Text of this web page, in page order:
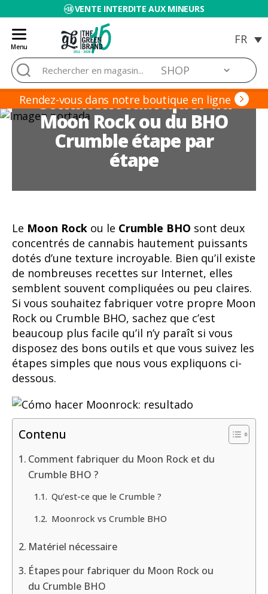
VENTE INTERDITE AUX MINEURS
Menu
Blog
de
Grow
Barato
Rechercher :
Rendez-vous dans notre boutique en ligne
Comment fabriquer du
Moon Rock ou du BHO
Crumble étape par
étape
Le Moon Rock ou le Crumble BHO sont deux
concentrés de cannabis hautement puissants
dotés d’une texture incroyable. Bien qu’il existe
de nombreuses recettes sur Internet, elles
semblent souvent compliquées ou peu claires.
Si vous souhaitez fabriquer votre propre Moon
Rock ou Crumble BHO, sachez que c’est
beaucoup plus facile qu’il n’y paraît si vous
disposez des bons outils et que vous suivez les
étapes simples que nous vous expliquons ci-
dessous.
Contenu
Comment fabriquer du Moon Rock et du
Crumble BHO ?
Qu’est-ce que le Crumble ?
Moonrock vs Crumble BHO
Matériel nécessaire
Étapes pour fabriquer du Moon Rock ou
du Crumble BHO